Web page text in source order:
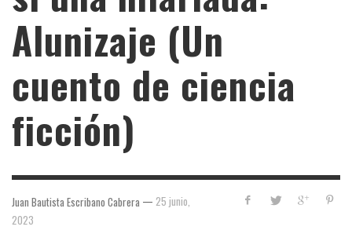
Alunizaje (Un
cuento de ciencia
ficción)
Juan Bautista Escribano Cabrera — 25 junio,
2023